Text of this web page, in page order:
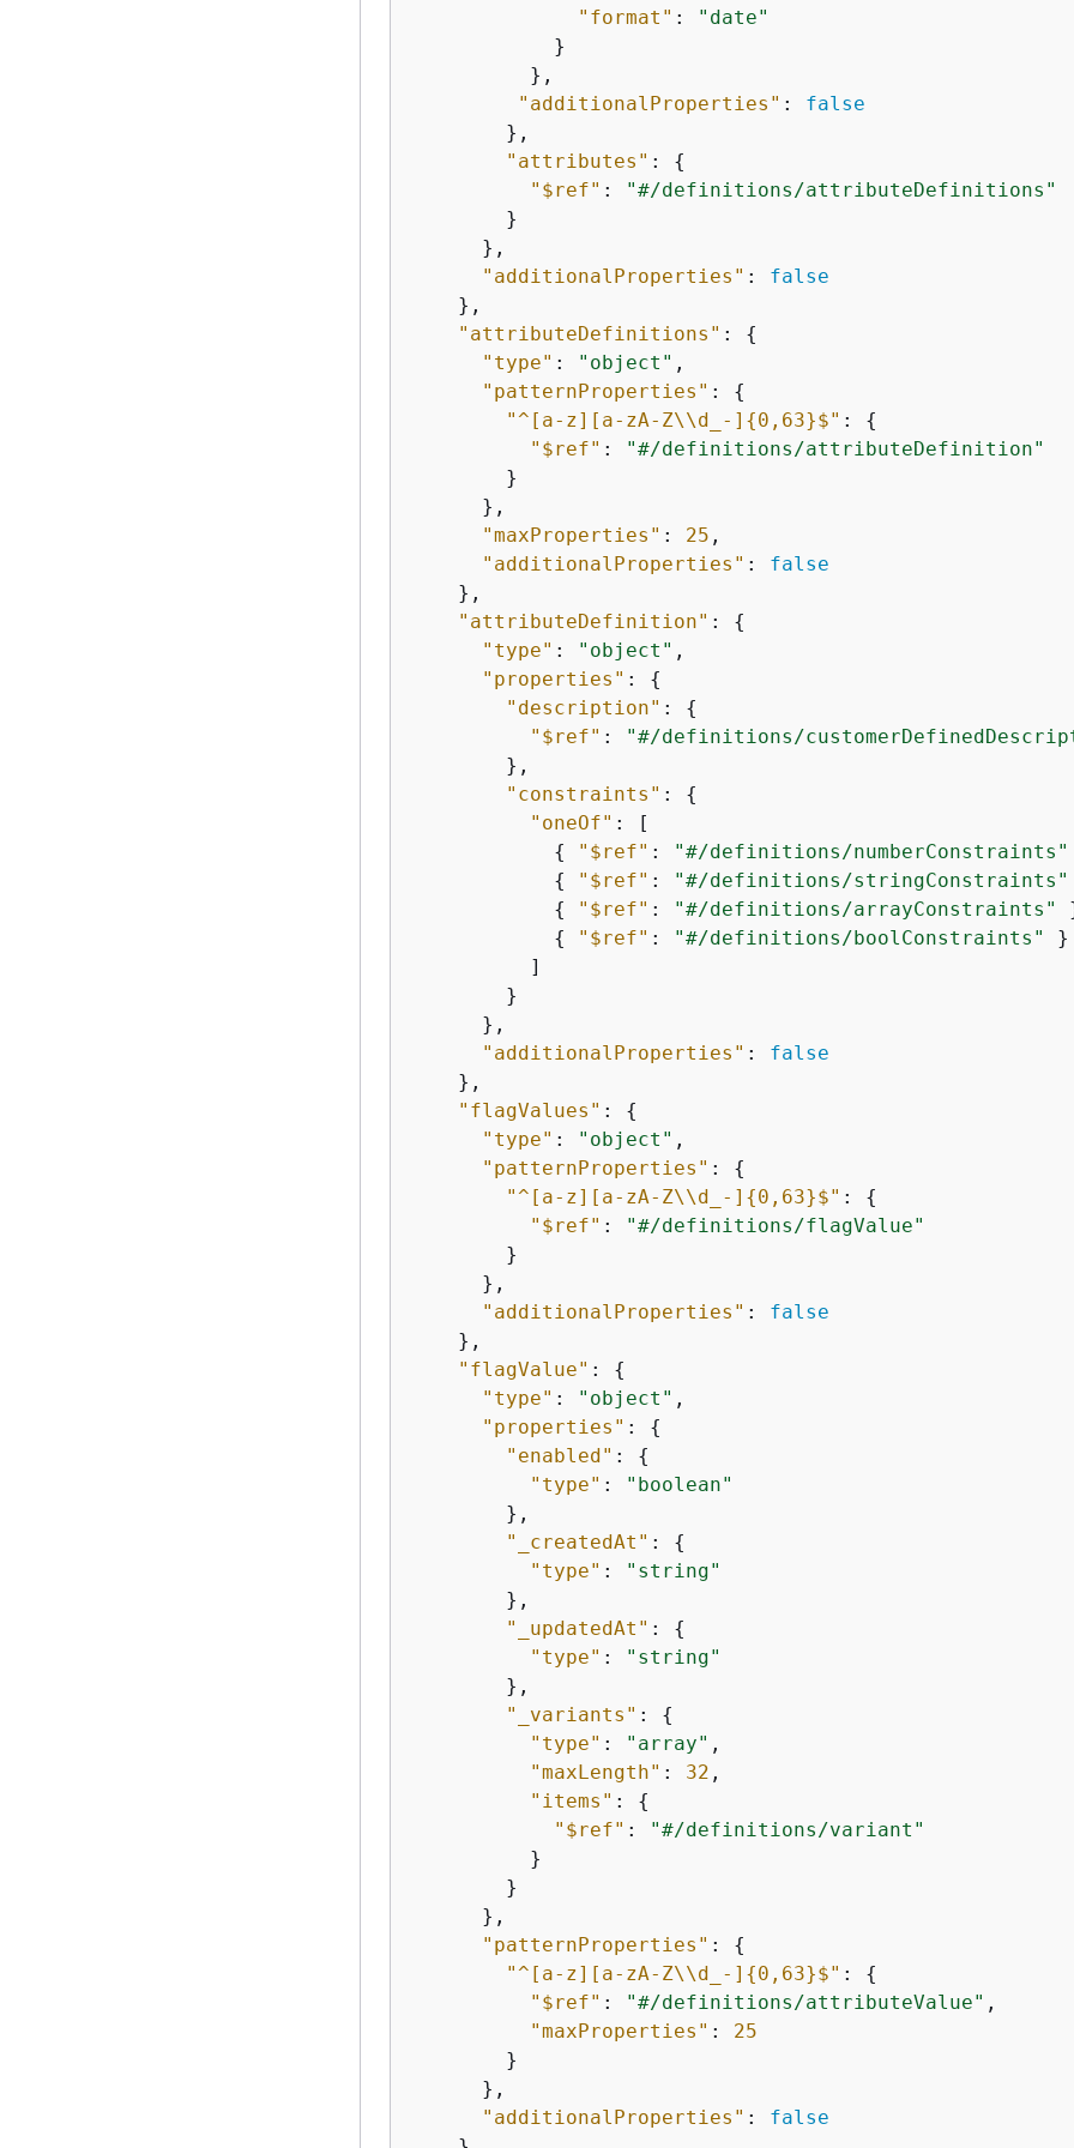
"format" :
"date"
            }
          },
"additionalProperties" : false
        },
"attributes" : {
"$ref" :
"#/definitions/attributeDefinitions"
        }
      },
"additionalProperties" : false
    },
"attributeDefinitions" : {
"type" : "object" ,
"patternProperties" : {
"^[a-z][a-zA-Z\\d_-] {0,63}$" : {
"$ref" :
"#/definitions/attributeDefinition"
        }
      },
"maxProperties" : 25 ,
"additionalProperties" : false
    },
"attributeDefinition" : {
"type" : "object" ,
"properties" : {
"description" : {
"$ref" :
"#/definitions/
        },
"constraints" : {
"oneOf" : [
{
"$ref" : "#/definitions/numberConstraints"
{
"$ref" : "#/definitions/stringConstraints"
{
"$ref" : "#/definitions/arrayConstraints"
{
"$ref" : "#/definitions/boolConstraints"
}
          ]
        }
      },
"additionalProperties" : false
    },
"flagValues" : {
"type" : "object" ,
"patternProperties" : {
"^[a-z][a-zA-Z\\d_-] {0,63}$" : {
"$ref" :
"#/definitions/flagValue"
        }
      },
"additionalProperties" : false
    },
"flagValue" : {
"type" : "object" ,
"properties" : {
"enabled" : {
"type" :
"boolean"
        },
"_createdAt" : {
"type" :
"string"
        },
"_updatedAt" : {
"type" :
"string"
        },
"_variants" : {
"type" : "array" ,
"maxLength" : 32 ,
"items" : {
"$ref" :
"#/definitions/variant"
          }
        }
      },
"patternProperties" : {
"^[a-z][a-zA-Z\\d_-] {0,63}$" : {
"$ref" : "#/definitions/attributeValue" ,
"maxProperties" : 25
        }
      },
"additionalProperties" : false